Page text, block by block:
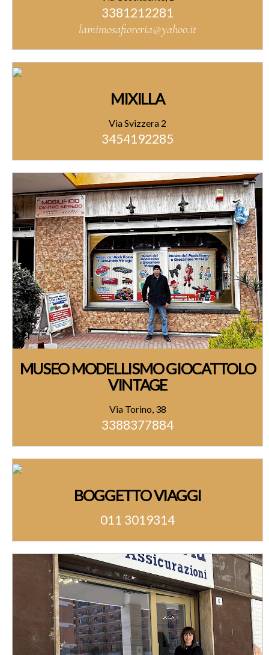
3381212281
lamimosafioreria@yahoo.it
MIXILLA
Via Svizzera 2
3454192285
MUSEO MODELLISMO GIOCATTOLO
VINTAGE
Via Torino, 38
3388377884
BOGGETTO VIAGGI
011 3019314